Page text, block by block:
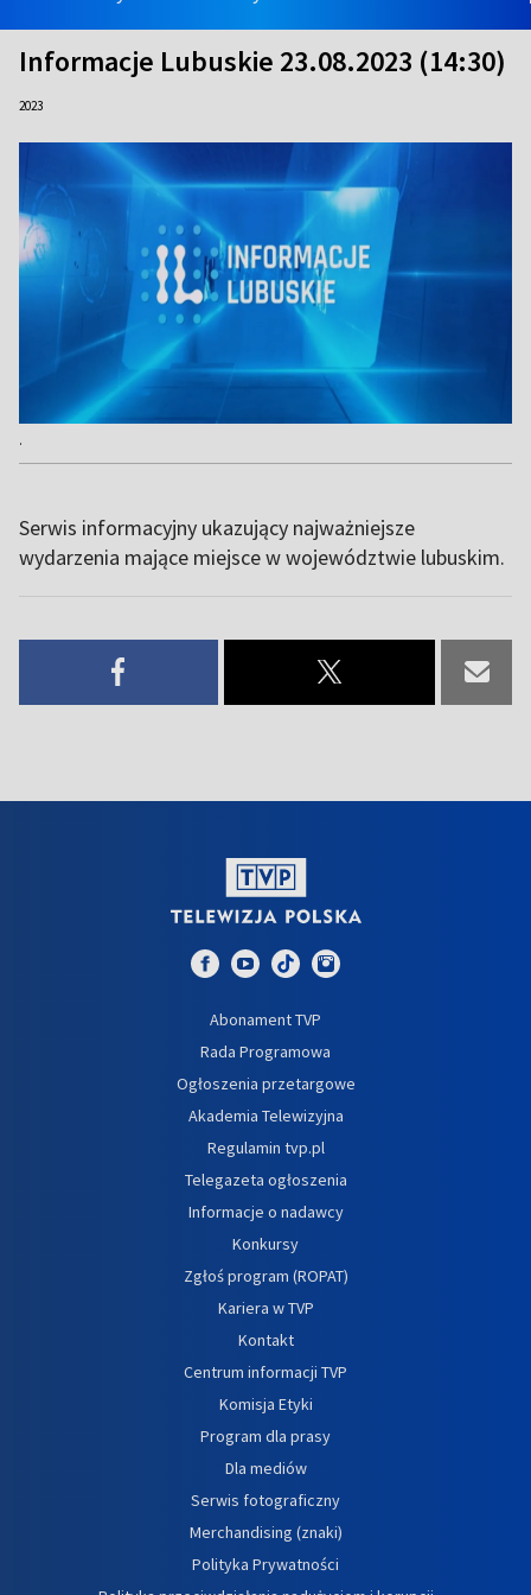
Informacje Lubuskie 23.08.2023 (14:30)
2023
.
Serwis informacyjny ukazujący najważniejsze
wydarzenia mające miejsce w województwie lubuskim.
Abonament TVP
Rada Programowa
Ogłoszenia przetargowe
Akademia Telewizyjna
Regulamin tvp.pl
Telegazeta ogłoszenia
Informacje o nadawcy
Konkursy
Zgłoś program (ROPAT)
Kariera w TVP
Kontakt
Centrum informacji TVP
Komisja Etyki
Program dla prasy
Dla mediów
Serwis fotograficzny
Merchandising (znaki)
Polityka Prywatności